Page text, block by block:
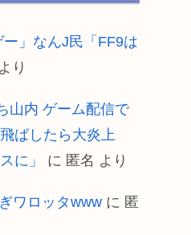
」なんJ民「FF9は
より
山内 ゲーム配信で
ばしたら大炎上
に」
に 匿名 より
ワロッタwww に 匿